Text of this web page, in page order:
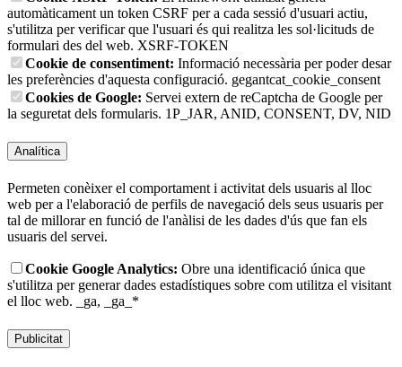
automàticament un token CSRF per a cada sessió d'usuari actiu,
s'utilitza per verificar que l'usuari és qui realitza les sol·licituds de
formulari des del web. XSRF-TOKEN
Cookie de consentiment: Informació necessària per poder desar
les preferències d'aquesta configuració. gegantcat_cookie_consent
Cookies de Google: Servei extern de reCaptcha de Google per
la seguretat dels formularis. 1P_JAR, ANID, CONSENT, DV, NID
Analítica
Permeten conèixer el comportament i activitat dels usuaris al lloc
web per a l'elaboració de perfils de navegació dels seus usuaris per
tal de millorar en funció de l'anàlisi de les dades d'ús que fan els
usuaris del servei.
Cookie Google Analytics: Obre una identificació única que
s'utilitza per generar dades estadístiques sobre com utilitza el visitant
el lloc web.
_ga, _ga_*
Publicitat